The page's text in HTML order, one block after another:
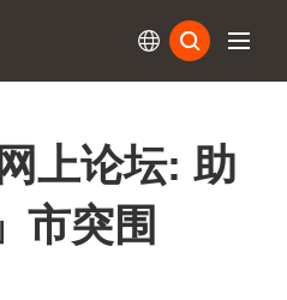
上论坛: 助
市突围